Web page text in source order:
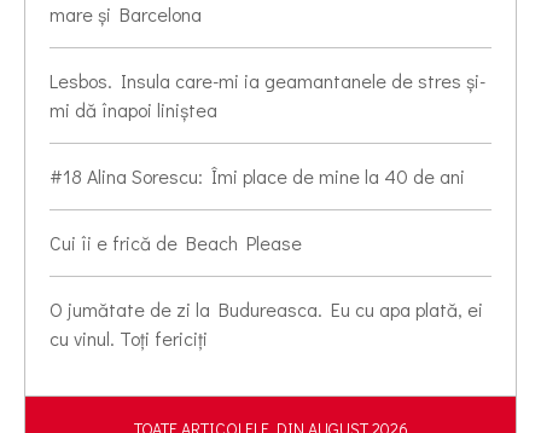
mare și Barcelona
Lesbos. Insula care-mi ia geamantanele de stres și-
mi dă înapoi liniștea
#18 Alina Sorescu: Îmi place de mine la 40 de ani
Cui îi e frică de Beach Please
O jumătate de zi la Budureasca. Eu cu apa plată, ei
cu vinul. Toți fericiți